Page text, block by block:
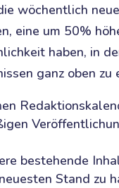
wöchentlich
eine um 50%
haben, in
ganz oben zu
bestehende
Stand zu